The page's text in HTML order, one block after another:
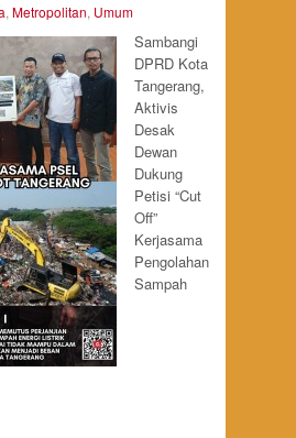
, Metropolitan, Umum
Sambangi
DPRD Kota
Tangerang,
Aktivis
Desak
Dewan
Dukung
Petisi “Cut
Off”
Kerjasama
Pengolahan
Sampah